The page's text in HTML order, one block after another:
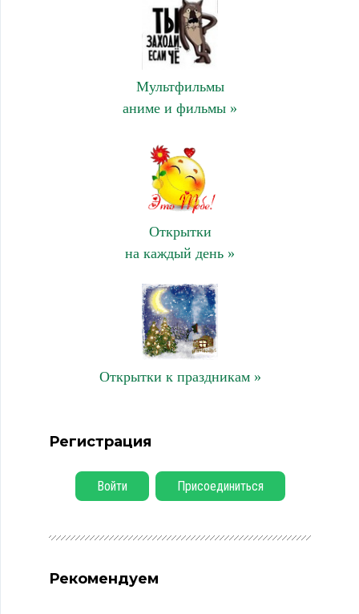
Мультфильмы
аниме и фильмы »
Открытки
на каждый день »
Открытки к праздникам »
Регистрация
Войти Присоединиться
Рекомендуем